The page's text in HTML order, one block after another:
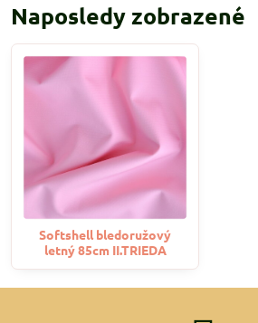
Naposledy zobrazené
Softshell bledoružový
letný 85cm II.TRIEDA